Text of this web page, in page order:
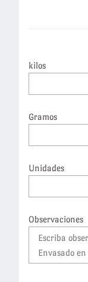
kilos
Gramos
Unidades
Observaciones